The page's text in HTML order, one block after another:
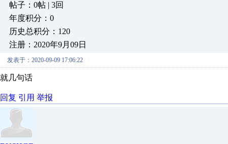
帖子：0帖 | 3回
年度积分：0
历史总积分：120
注册：2020年9月09日
发表于：2020-09-09 17:06:22
就几句话
回复 引用 举报